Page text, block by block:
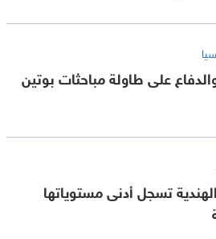
على طاولة مباحثات بوتين
تسجل أدنى مستوياتها